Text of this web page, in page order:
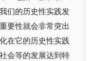
们的历史性实践发
要性就会非常突出
在它的历史性实践
会等的发展达到特